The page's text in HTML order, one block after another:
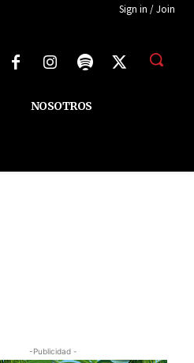
Sign in / Join
NOSOTROS
-Publicidad -